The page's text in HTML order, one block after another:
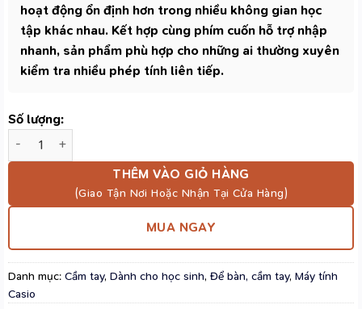
hoạt động ổn định hơn trong nhiều không gian học
tập khác nhau. Kết hợp cùng phím cuốn hỗ trợ nhập
nhanh, sản phẩm phù hợp cho những ai thường xuyên
kiểm tra nhiều phép tính liên tiếp.
Số lượng:
Máy Tính Casio MS-20NC Màu Cam Đen - Dùng Hai Nguồn
THÊM VÀO GIỎ HÀNG
MUA NGAY
Danh mục: Cầm tay, Dành cho học sinh, Để bàn, cầm tay, Máy tính
Casio